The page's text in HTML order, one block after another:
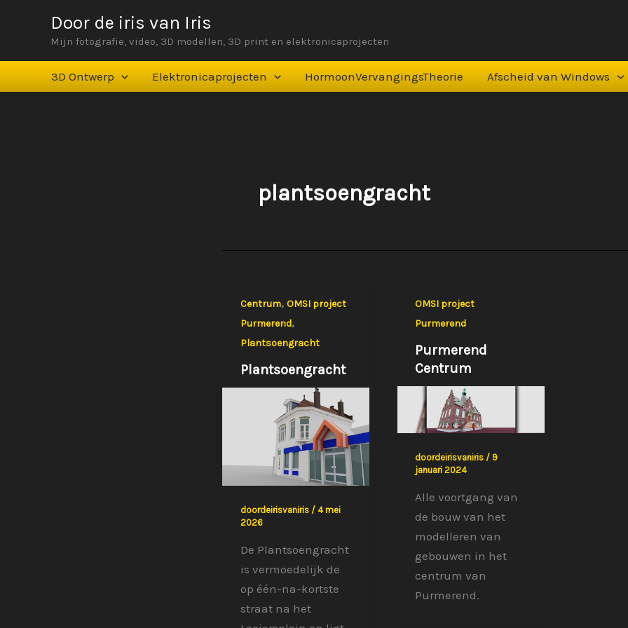
Door de iris van Iris
Mijn fotografie, video, 3D modellen, 3D print en elektronicaprojecten
3D Ontwerp Elektronicaprojecten HormoonVervangingsTheorie Afscheid van Windows
plantsoengracht
Centrum, OMSI project
Purmerend,
Plantsoengracht
Plantsoengracht
doordeirisvaniris / 4 mei
2026
De Plantsoengracht
is vermoedelijk de
op één-na-kortste
straat na het
OMSI project
Purmerend
Purmerend
Centrum
doordeirisvaniris / 9
januari 2024
Alle voortgang van
de bouw van het
modelleren van
gebouwen in het
centrum van
Purmerend.